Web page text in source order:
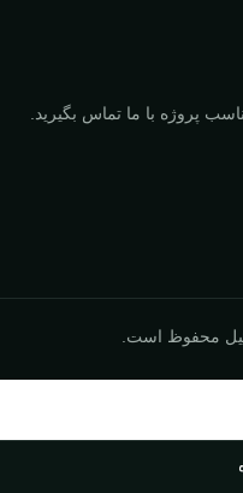
پروژه با ما تماس بگیرید.
محفوظ است.